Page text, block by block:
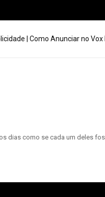
| Como Anunciar no Vox
como se cada um deles